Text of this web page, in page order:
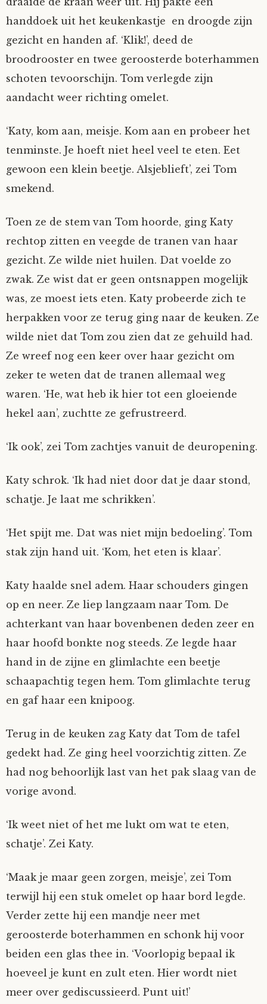
handdoek uit het keukenkastje en droogde zijn
gezicht en handen af. ‘Klik!’, deed de
broodrooster en twee geroosterde boterhammen
schoten tevoorschijn. Tom verlegde zijn
aandacht weer richting omelet.
‘Katy, kom aan, meisje. Kom aan en probeer het
tenminste. Je hoeft niet heel veel te eten. Eet
gewoon een klein beetje. Alsjeblieft’, zei Tom
smekend.
Toen ze de stem van Tom hoorde, ging Katy
rechtop zitten en veegde de tranen van haar
gezicht. Ze wilde niet huilen. Dat voelde zo
zwak. Ze wist dat er geen ontsnappen mogelijk
was, ze moest iets eten. Katy probeerde zich te
herpakken voor ze terug ging naar de keuken. Ze
wilde niet dat Tom zou zien dat ze gehuild had.
Ze wreef nog een keer over haar gezicht om
zeker te weten dat de tranen allemaal weg
waren. ‘He, wat heb ik hier tot een gloeiende
hekel aan’, zuchtte ze gefrustreerd.
‘Ik ook’, zei Tom zachtjes vanuit de deuropening.
Katy schrok. ‘Ik had niet door dat je daar stond,
schatje. Je laat me schrikken’.
‘Het spijt me. Dat was niet mijn bedoeling’. Tom
stak zijn hand uit. ‘Kom, het eten is klaar’.
Katy haalde snel adem. Haar schouders gingen
op en neer. Ze liep langzaam naar Tom. De
achterkant van haar bovenbenen deden zeer en
haar hoofd bonkte nog steeds. Ze legde haar
hand in de zijne en glimlachte een beetje
schaapachtig tegen hem. Tom glimlachte terug
en gaf haar een knipoog.
Terug in de keuken zag Katy dat Tom de tafel
gedekt had. Ze ging heel voorzichtig zitten. Ze
had nog behoorlijk last van het pak slaag van de
vorige avond.
‘Ik weet niet of het me lukt om wat te eten,
schatje’. Zei Katy.
‘Maak je maar geen zorgen, meisje’, zei Tom
terwijl hij een stuk omelet op haar bord legde.
Verder zette hij een mandje neer met
geroosterde boterhammen en schonk hij voor
beiden een glas thee in. ‘Voorlopig bepaal ik
hoeveel je kunt en zult eten. Hier wordt niet
meer over gediscussieerd. Punt uit!’